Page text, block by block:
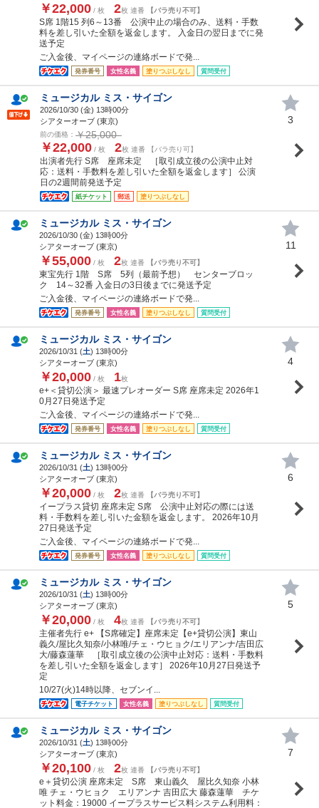
￥22,000 / 枚 2枚 連番 【バラ売り不可】
S席 1階15 列6～13番 公演中止の場合のみ、送料・手数
料を差し引いた全額を返金します。 入金日の翌日までに発
送予定
ご入金後、マイページの連絡ボードで発...
発券番号 女性名義 塗りつぶしなし 質問受付
ミュージカル ミス・サイゴン
2026/10/30 (金) 13時00分
シアターオーブ (東京)
前の価格： ￥25,000
￥22,000 / 枚 2枚 連番 【バラ売り可】
出演者先行 S席 座席未定 ［取引成立後の公演中止対
応：送料・手数料を差し引いた全額を返金します］ 公演
日の2週間前発送予定
紙チケット 郵送 塗りつぶしなし
3
ミュージカル ミス・サイゴン
2026/10/30 (金) 13時00分
シアターオーブ (東京)
￥55,000 / 枚 2枚 連番 【バラ売り不可】
東宝先行 1階 S席 5列（最前予想） センターブロッ
ク 14～32番 入金日の3日後までに発送予定
ご入金後、マイページの連絡ボードで発...
発券番号 女性名義 塗りつぶしなし 質問受付
11
ミュージカル ミス・サイゴン
2026/10/31 (土) 13時00分
シアターオーブ (東京)
￥20,000 / 枚 1枚
e+＜貸切公演＞ 最速プレオーダー S席 座席未定 2026年1
0月27日発送予定
ご入金後、マイページの連絡ボードで発...
発券番号 女性名義 塗りつぶしなし 質問受付
4
ミュージカル ミス・サイゴン
2026/10/31 (土) 13時00分
シアターオーブ (東京)
￥20,000 / 枚 2枚 連番 【バラ売り不可】
イープラス貸切 座席未定 S席 公演中止対応の際には送
料・手数料を差し引いた金額を返金します。 2026年10月
27日発送予定
ご入金後、マイページの連絡ボードで発...
発券番号 女性名義 塗りつぶしなし 質問受付
6
ミュージカル ミス・サイゴン
2026/10/31 (土) 13時00分
シアターオーブ (東京)
￥20,000 / 枚 4枚 連番 【バラ売り不可】
主催者先行 e+ 【S席確定】座席未定【e+貸切公演】東山
義久/屋比久知奈/小林唯/チェ・ウヒョク/エリアンナ/吉田広
大/藤森蓮華 ［取引成立後の公演中止対応：送料・手数料
を差し引いた全額を返金します］ 2026年10月27日発送予
定
10/27(火)14時以降、セブンイ...
電子チケット 女性名義 塗りつぶしなし 質問受付
5
ミュージカル ミス・サイゴン
2026/10/31 (土) 13時00分
シアターオーブ (東京)
￥20,100 / 枚 2枚 連番 【バラ売り不可】
e＋貸切公演 座席未定 S席 東山義久 屋比久知奈 小林
唯 チェ・ウヒョク エリアンナ 吉田広大 藤森蓮華 チケ
ット料金：19000 イープラスサービス料システム利用料：
7